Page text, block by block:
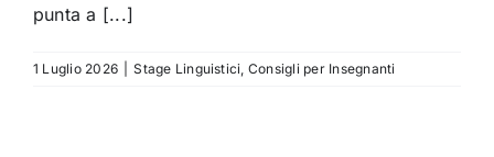
punta a [...]
1 Luglio 2026 Stage Linguistici Consigli per Insegnanti